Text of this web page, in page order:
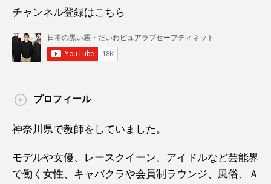
チャンネル登録はこちら
プロフィール
神奈川県で教師をしていました。
モデルや女優、レースクイーン、アイドルなど芸能界
で働く女性、キャバクラや会員制ラウンジ、風俗、Ａ